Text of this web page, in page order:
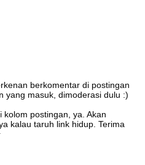
berkomentar di postingan
yang masuk, dimoderasi dulu :)
kolom postingan, ya. Akan
kalau taruh link hidup. Terima